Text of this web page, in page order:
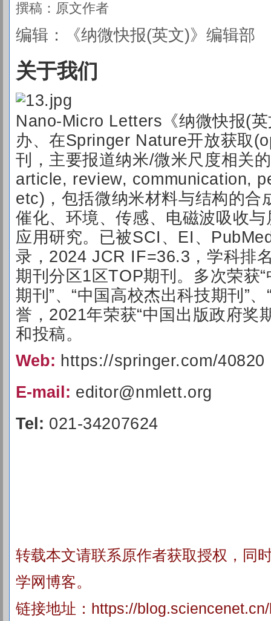
撰稿： 原文作者
编辑：《纳微快报(英文)》编辑部
关于我们
Nano-Micro Letters《纳微快报(
办、在Springer Nature开放获取
刊，主要报道纳米/微米尺度相关
article, review, communication,
etc)，包括微纳米材料与结构的合
催化、环境、传感、电磁波吸收
应用研究。已被SCI、EI、
录，2024 JCR IF=36.3，学科排
期刊分区1区TOP期刊。多次荣获
期刊”、“中国高校杰出科技期刊”
誉，2021年荣获“中国出版政府奖
和投稿。
Web: https://springer.com/40820
E-mail: editor@nmlett.org
Tel: 021-34207624
转载本文请联系原作者获取授权，同
学网博客。
链接地址： https://